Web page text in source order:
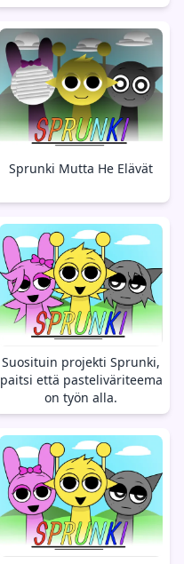
Sprunki Mutta He Elävät
Suosituin projekti Sprunki,
paitsi että pasteliväriteema
on työn alla.